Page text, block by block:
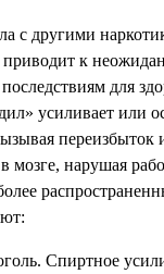
с другими
приводит к
для
усиливает или
переизбыток
мозге, нарушая
Спиртное